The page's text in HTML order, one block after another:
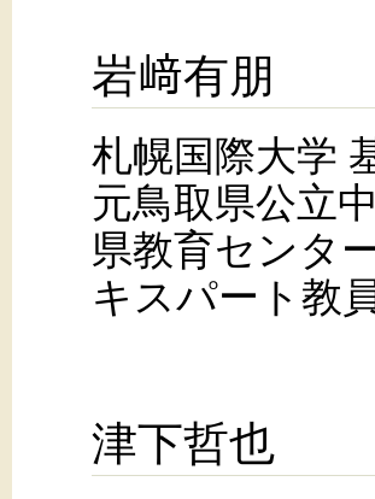
岩﨑有朋
札幌国際大学
元鳥取県公立
県教育センタ
キスパート教
津下哲也